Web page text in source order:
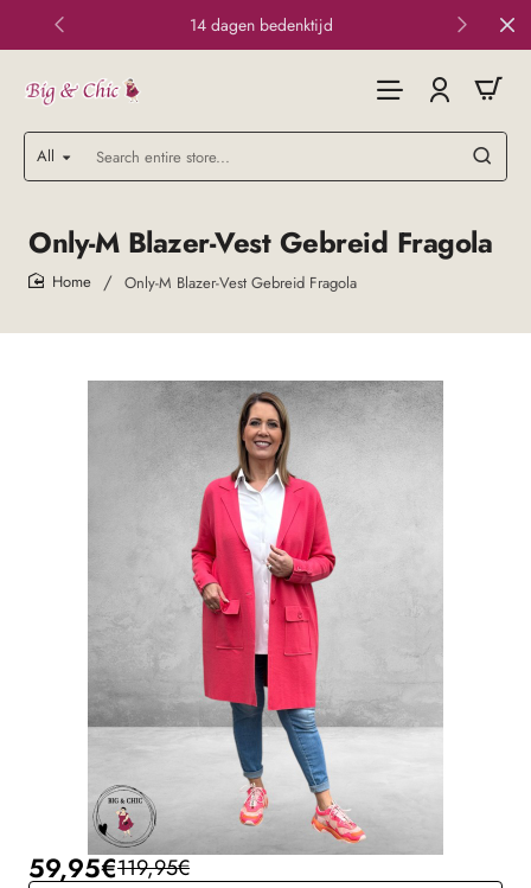
14 dagen bedenktijd
All
Search
entire
Only-M Blazer-Vest Gebreid Fragola
Only-M Blazer-Vest Gebreid Fragola
59,95€119,95€